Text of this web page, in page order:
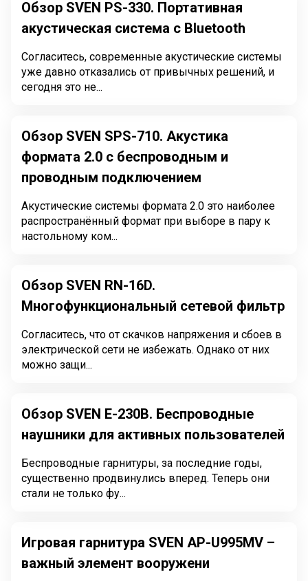
Обзор SVEN PS-330. Портативная
акустическая система с Bluetooth
Согласитесь, современные акустические системы
уже давно отказались от привычных решений, и
сегодня это не...
Обзор SVEN SPS-710. Акустика
формата 2.0 с беспроводным и
проводным подключением
Акустические системы формата 2.0 это наиболее
распространённый формат при выборе в пару к
настольному ком...
Обзор SVEN RN-16D.
Многофункциональный сетевой фильтр
Согласитесь, что от скачков напряжения и сбоев в
электрической сети не избежать. Однако от них
можно защи...
Обзор SVEN E-230B. Беспроводные
наушники для активных пользователей
Беспроводные гарнитуры, за последние годы,
существенно продвинулись вперед. Теперь они
стали не только фу...
Игровая гарнитура SVEN AP-U995MV –
важный элемент вооружени